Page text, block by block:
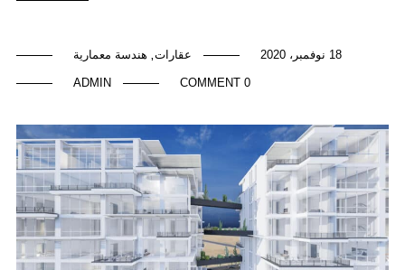
18 نوفمبر، 2020 عقارات هندسة معمارية
0 COMMENT
ADMIN